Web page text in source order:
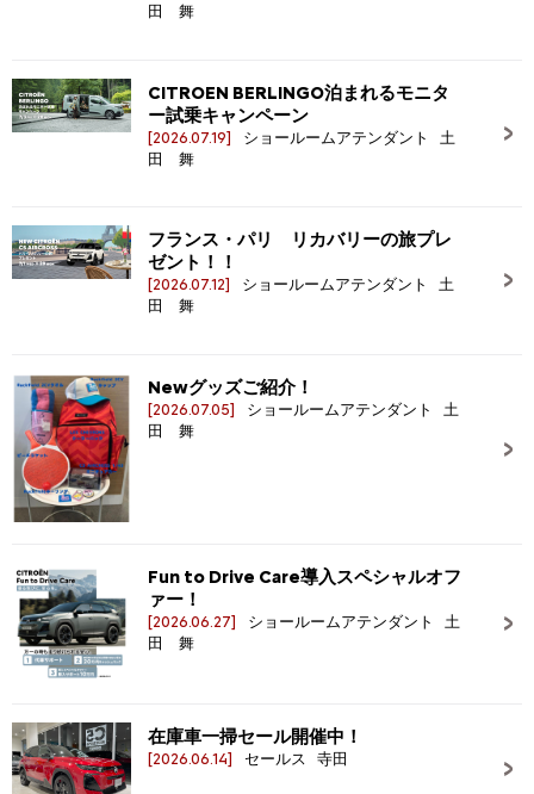
田 舞
CITROEN BERLINGO泊まれるモニタ
ー試乗キャンペーン
[2026.07.19]
ショールームアテンダント 土
田 舞
フランス・パリ リカバリーの旅プレ
ゼント！！
[2026.07.12]
ショールームアテンダント 土
田 舞
Newグッズご紹介！
[2026.07.05]
ショールームアテンダント 土
田 舞
Fun to Drive Care導入スペシャルオフ
ァー！
[2026.06.27]
ショールームアテンダント 土
田 舞
在庫車一掃セール開催中！
[2026.06.14] セールス 寺田